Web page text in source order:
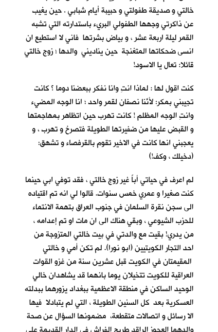
خالتي و صديقة طفولتي و حبيبة أيام شبابي . حين يغيب
عن ذاكرتي وجهها الطفولي البريء باستدارته التي تشبه
القمر ليلة اربعة عشر ، و بياض بشرتها فاني لا استطيع ان
انسى ضحكاتها المتغنجة حين يناديني والدها ؛ زوج خالتي
قائلا: تعال يا الاسود!
كنت اقول لها : لماذا انتِ وانا نفكر ببعضنا دوما ؟ كانت
تجيبني بمكر: لأنّنا نصفانِ لقمر واحد ؛ انا الوجه المضيء
وانتِ الوجه المظلم ! كانت تهرب حين اتظاهر بمهاجمتها
و القبض عليها من ضفيرتها الطويلة فتصرخ و تهرب ، و
يعجبني انها كانت في الاخير تقوم بالقرفصاء و تشهق:
(دخيلك ، وكف!)
لم اعرف في حياتي أباً غير زوج خالتي ، فقد توفي ابي حينما
كنت صغيرا و عمري خمس سنوات. قالوا لي انه تم اقتياده
الى سجن نقرة السلمان في جنوب العراق بتهمة الانتماء
للحزب الشيوعي ، وبقي هناك الى ان مات او تم إعدامه ،
من يدري! بقيت مع والدتي في بيت خالتي المتزوجة من
احد التجار الكويتيين (ابو نورا). لم تكن أمي و خالتي
المقيمتان في الكويت قبل عشرين سنة من غزو القوات
العراقية للكويت تتخيلان يوما بانهما قد يشاهدان خالي
الوحيد الساكن في منطقة الاعظمية ببغداد يزورهما ببدلته
العسكرية بعد كل السنين الطويلة ، التي لم يتبادلا فيها
الا رسائل و اتصالات متقطعة، مضمونها السؤال عن صحة